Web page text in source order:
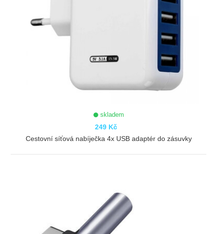
skladem
249 Kč
Cestovní síťová nabíječka 4x USB adaptér do zásuvky